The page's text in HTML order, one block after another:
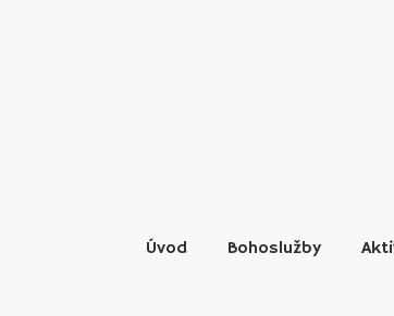
Úvod Bohoslužby